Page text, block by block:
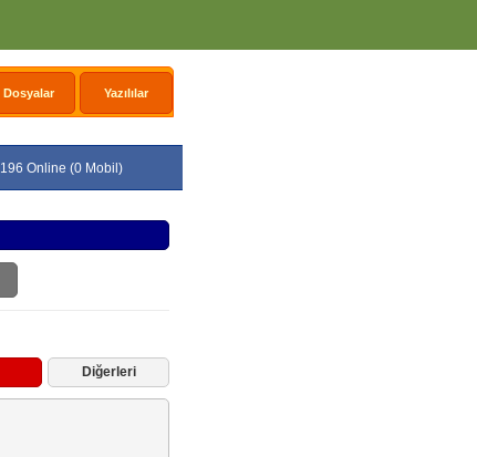
Dosyalar Yazılılar
196 Online (0 Mobil)
Diğerleri